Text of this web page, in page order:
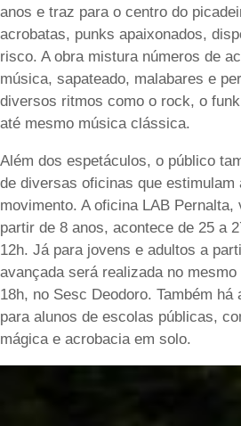
anos e traz para o centro do
acrobatas, punks apaixonados,
risco. A obra mistura números de
música, sapateado, malabares e
diversos ritmos como o rock, o
até mesmo música clássica.
Além dos espetáculos, o público
de diversas oficinas que estimulam
movimento. A oficina LAB
partir de 8 anos, acontece de 25 a
12h. Já para jovens e adultos a
avançada será realizada no
18h, no Sesc Deodoro. Também há
para alunos de escolas públicas,
mágica e acrobacia em solo.